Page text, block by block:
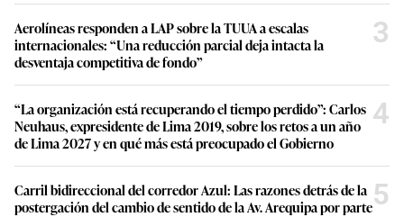
Aerolíneas responden a LAP sobre la TUUA a escalas
internacionales: “Una reducción parcial deja intacta la
desventaja competitiva de fondo”
3
“La organización está recuperando el tiempo perdido”: Carlos
Neuhaus, expresidente de Lima 2019, sobre los retos a un año
de Lima 2027 y en qué más está preocupado el Gobierno
4
Carril bidireccional del corredor Azul: Las razones detrás de la
postergación del cambio de sentido de la Av. Arequipa por parte5